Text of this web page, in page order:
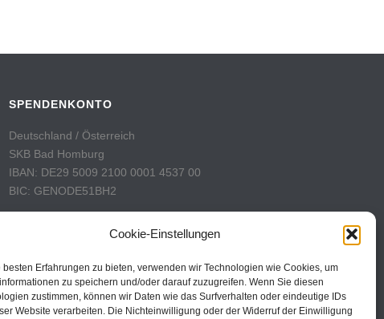
Cookie-Einstellungen
besten Erfahrungen zu bieten, verwenden wir Technologien wie Cookies, um
zu speichern und/oder darauf zuzugreifen. Wenn Sie diesen
zustimmen, können wir Daten wie das Surfverhalten oder eindeutige IDs
Website verarbeiten. Die Nichteinwilligung oder der Widerruf der Einwilligung
SPENDENKONTO
Deutschland / Österreich
SKB Bad Homburg
IBAN: DE29 5009 2100 0001 4537 00
BIC: GENODE51BH2
Konto: 60-742493-7
IBAN: CH31 0900 0000 6074 2493 7
BIC: POFICHBEXXX